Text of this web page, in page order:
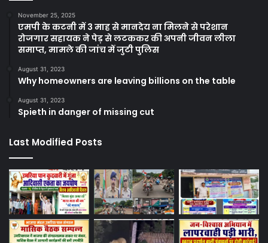
November 25, 2025
एमपी के कटनी में 3 माह से मानदेय ना मिलने से परेशान
रोजगार सहायक ने पेड़ से लटककर की अपनी जीवन लीला
समाप्त, मामले की जांच में जुटी पुलिस
August 31, 2023
Why homeowners are leaving billions on the table
August 31, 2023
Spieth in danger of missing cut
Last Modified Posts